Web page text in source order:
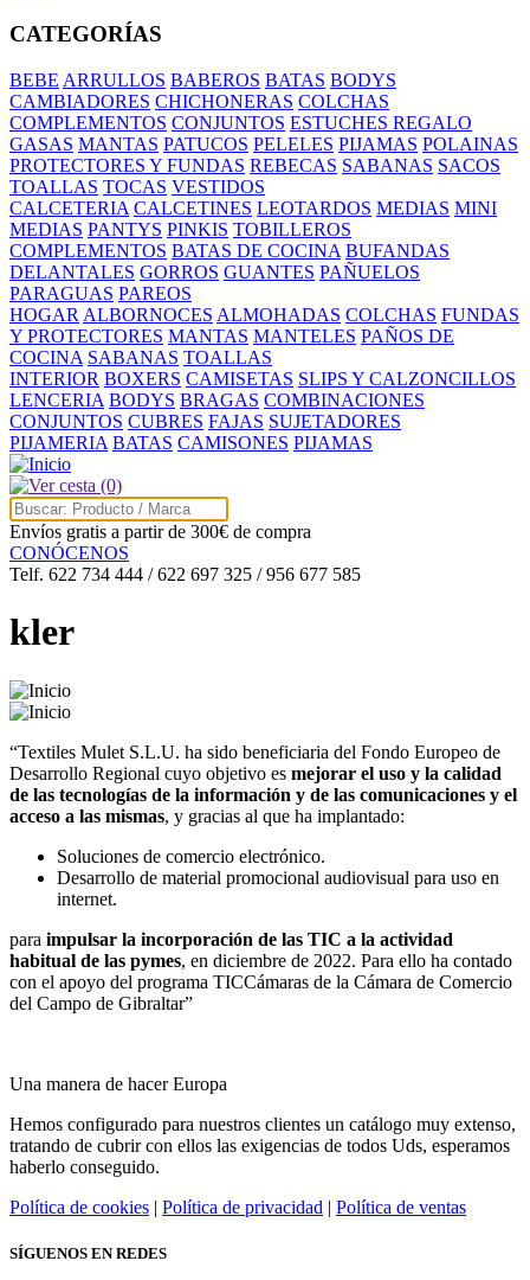
CATEGORÍAS
BEBE ARRULLOS BABEROS BATAS BODYS
CAMBIADORES CHICHONERAS COLCHAS
COMPLEMENTOS CONJUNTOS ESTUCHES REGALO
GASAS MANTAS PATUCOS PELELES PIJAMAS POLAINAS
PROTECTORES Y FUNDAS REBECAS SABANAS SACOS
TOALLAS TOCAS VESTIDOS
CALCETERIA CALCETINES LEOTARDOS MEDIAS MINI
MEDIAS PANTYS PINKIS TOBILLEROS
COMPLEMENTOS BATAS DE COCINA BUFANDAS
DELANTALES GORROS GUANTES PAÑUELOS
PARAGUAS PAREOS
HOGAR ALBORNOCES ALMOHADAS COLCHAS FUNDAS
Y PROTECTORES MANTAS MANTELES PAÑOS DE
COCINA SABANAS TOALLAS
INTERIOR BOXERS CAMISETAS SLIPS Y CALZONCILLOS
LENCERIA BODYS BRAGAS COMBINACIONES
CONJUNTOS CUBRES FAJAS SUJETADORES
PIJAMERIA BATAS CAMISONES PIJAMAS
(0)
Envíos gratis a partir de 300€ de compra
CONÓCENOS
Telf. 622 734 444 / 622 697 325 / 956 677 585
kler
“Textiles Mulet S.L.U. ha sido beneficiaria del Fondo Europeo de
Desarrollo Regional cuyo objetivo es mejorar el uso y la calidad
de las tecnologías de la información y de las comunicaciones y el
acceso a las mismas, y gracias al que ha implantado:
Soluciones de comercio electrónico.
Desarrollo de material promocional audiovisual para uso en
internet.
para impulsar la incorporación de las TIC a la actividad
habitual de las pymes, en diciembre de 2022. Para ello ha contado
con el apoyo del programa TICCámaras de la Cámara de Comercio
del Campo de Gibraltar”
Una manera de hacer Europa
Hemos configurado para nuestros clientes un catálogo muy extenso,
tratando de cubrir con ellos las exigencias de todos Uds, esperamos
haberlo conseguido.
Política de cookies | Política de privacidad | Política de ventas
SÍGUENOS EN REDES